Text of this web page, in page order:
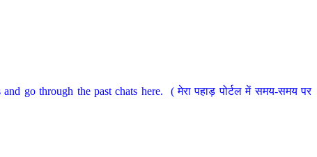
go through the past chats here. ( मेरा पहाड़ पोर्टल में समय-समय पर